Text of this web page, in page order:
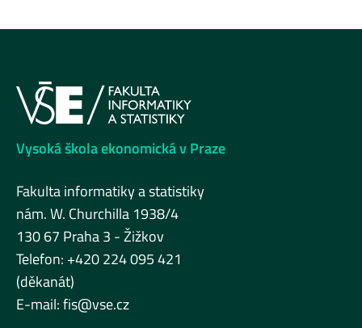
Vysoká škola ekonomická v Praze
Fakulta informatiky a statistiky
nám. W. Churchilla 1938/4
130 67 Praha 3 - Žižkov
Telefon: +420 224 095 421
(děkanát)
E-mail:fis@vse.cz